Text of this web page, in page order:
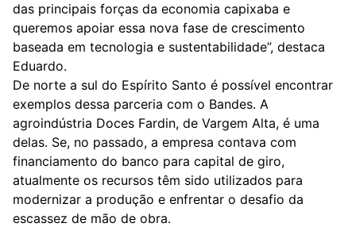
das principais forças da economia capixaba e
queremos apoiar essa nova fase de crescimento
baseada em tecnologia e sustentabilidade”, destaca
Eduardo.
De norte a sul do Espírito Santo é possível encontrar
exemplos dessa parceria com o Bandes. A
agroindústria Doces Fardin, de Vargem Alta, é uma
delas. Se, no passado, a empresa contava com
financiamento do banco para capital de giro,
atualmente os recursos têm sido utilizados para
modernizar a produção e enfrentar o desafio da
escassez de mão de obra.